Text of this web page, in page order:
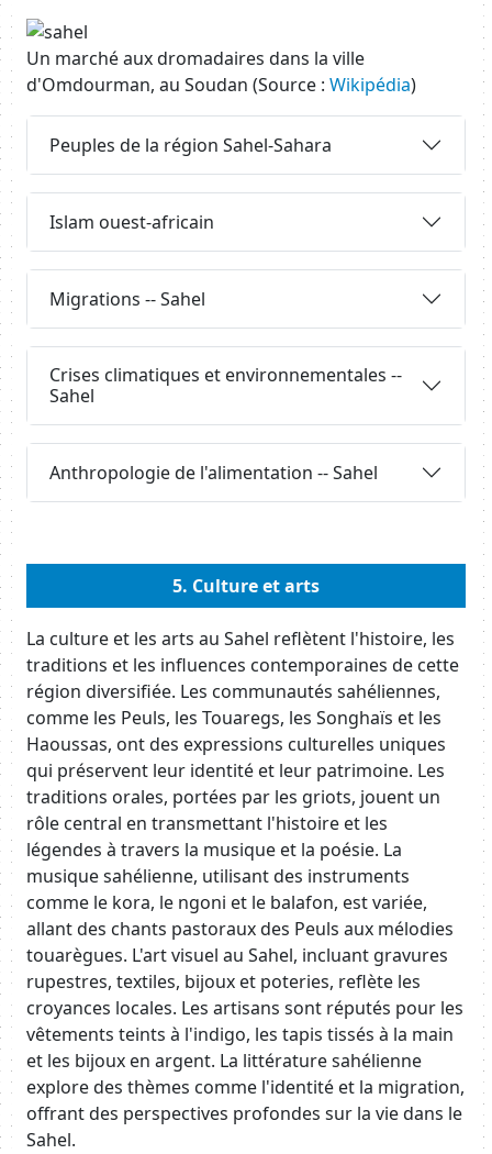
Image
Un marché aux dromadaires dans la ville
d'Omdourman, au Soudan (Source : Wikipédia)
Peuples de la région Sahel-Sahara
Islam ouest-africain
Migrations -- Sahel
Crises climatiques et environnementales --
Sahel
Anthropologie de l'alimentation -- Sahel
5. Culture et arts
Body
La culture et les arts au Sahel reflètent l'histoire, les
traditions et les influences contemporaines de cette
région diversifiée. Les communautés sahéliennes,
comme les Peuls, les Touaregs, les Songhaïs et les
Haoussas, ont des expressions culturelles uniques
qui préservent leur identité et leur patrimoine. Les
traditions orales, portées par les griots, jouent un
rôle central en transmettant l'histoire et les
légendes à travers la musique et la poésie. La
musique sahélienne, utilisant des instruments
comme le kora, le ngoni et le balafon, est variée,
allant des chants pastoraux des Peuls aux mélodies
touarègues. L'art visuel au Sahel, incluant gravures
rupestres, textiles, bijoux et poteries, reflète les
croyances locales. Les artisans sont réputés pour les
vêtements teints à l'indigo, les tapis tissés à la main
et les bijoux en argent. La littérature sahélienne
explore des thèmes comme l'identité et la migration,
offrant des perspectives profondes sur la vie dans le
Sahel.